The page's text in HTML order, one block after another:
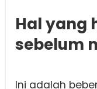
Hal yang
sebelum
Ini adalah